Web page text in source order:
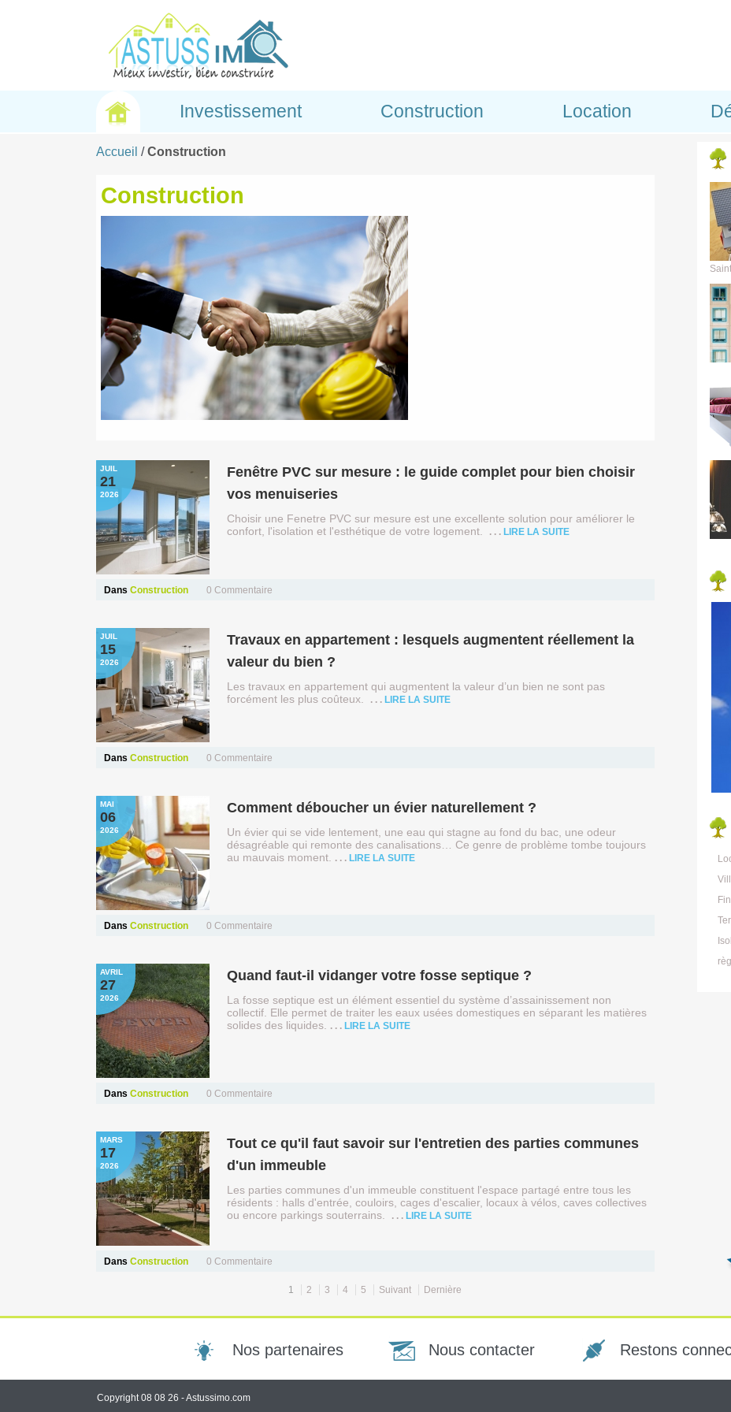
Investissement Construction Location
Accueil /Construction
Construction
JUIL
21
2026
Fenêtre PVC sur mesure : le guide complet pour bien choisir
vos menuiseries
Choisir une Fenetre PVC sur mesure est une excellente solution pour améliorer le
confort, l'isolation et l'esthétique de votre logement.
LIRE LA SUITE
Dans Construction 0 Commentaire
JUIL
15
2026
Travaux en appartement : lesquels augmentent réellement la
valeur du bien ?
Les travaux en appartement qui augmentent la valeur d’un bien ne sont pas
forcément les plus coûteux.
LIRE LA SUITE
Dans Construction 0 Commentaire
MAI
06
2026
Comment déboucher un évier naturellement ?
Un évier qui se vide lentement, une eau qui stagne au fond du bac, une odeur
désagréable qui remonte des canalisations… Ce genre de problème tombe toujours
au mauvais moment.
LIRE LA SUITE
Dans Construction 0 Commentaire
AVRIL
27
2026
Quand faut-il vidanger votre fosse septique ?
La fosse septique est un élément essentiel du système d’assainissement non
collectif. Elle permet de traiter les eaux usées domestiques en séparant les matières
solides des liquides.
LIRE LA SUITE
Dans Construction 0 Commentaire
MARS
17
2026
Tout ce qu'il faut savoir sur l'entretien des parties communes
d'un immeuble
Les parties communes d'un immeuble constituent l'espace partagé entre tous les
résidents : halls d'entrée, couloirs, cages d'escalier, locaux à vélos, caves collectives
ou encore parkings souterrains.
LIRE LA SUITE
Dans Construction 0 Commentaire
1 2 3 4 5 Suivant Dernière
Nos partenaires Nous contacter Restons
Copyright 08 08 26 -Astussimo.com